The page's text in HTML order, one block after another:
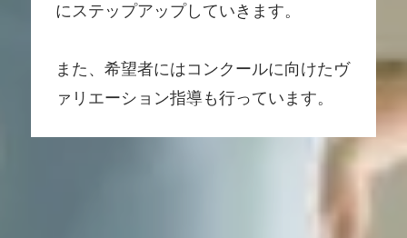
にステップアップしていきます。
また、希望者にはコンクールに向けたヴ
ァリエーション指導も行っています。